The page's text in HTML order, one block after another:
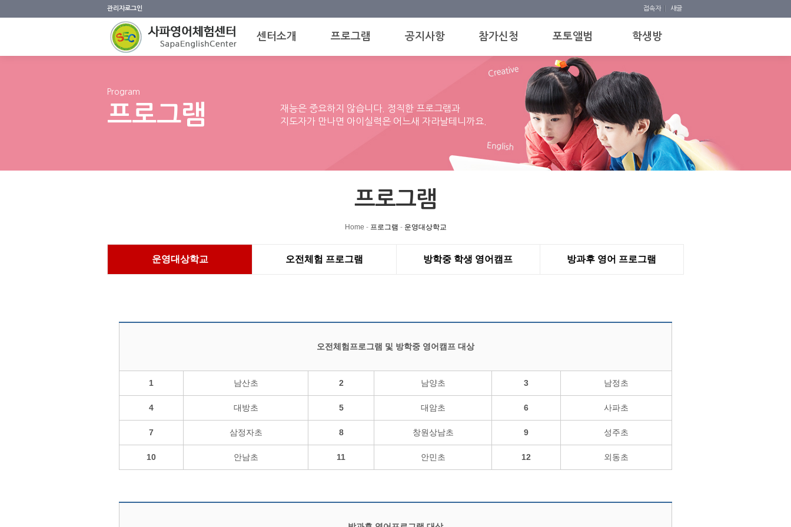
관리자로그인 접속자 새글
센터소개 프로그램 공지사항 참가신청 포토앨범 학생방
Program
프로그램
재능은 중요하지 않습니다. 정직한 프로그램과
지도자가 만나면 아이실력은 어느새 자라날테니까요.
프로그램
Home - 프로그램 - 운영대상학교
운영대상학교 오전체험 프로그램 방학중 학생 영어캠프 방과후 영어 프로그램
오전체험프로그램 및 방학중 영어캠프 대상
1 남산초 2 남양초 3 남정초
4 대방초 5 대암초 6 사파초
7 삼정자초 8 창원상남초 9 성주초
10 안남초 11 안민초 12 외동초